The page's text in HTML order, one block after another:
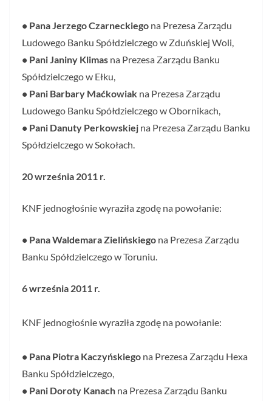
• Pana Jerzego Czarneckiego na Prezesa Zarządu
Ludowego Banku Spółdzielczego w Zduńskiej Woli,
• Pani Janiny Klimas na Prezesa Zarządu Banku
Spółdzielczego w Ełku,
• Pani Barbary Maćkowiak na Prezesa Zarządu
Ludowego Banku Spółdzielczego w Obornikach,
• Pani Danuty Perkowskiej na Prezesa Zarządu Banku
Spółdzielczego w Sokołach.
20 września 2011 r.
KNF jednogłośnie wyraziła zgodę na powołanie:
• Pana Waldemara Zielińskiego na Prezesa Zarządu
Banku Spółdzielczego w Toruniu.
6 września 2011 r.
KNF jednogłośnie wyraziła zgodę na powołanie:
• Pana Piotra Kaczyńskiego na Prezesa Zarządu Hexa
Banku Spółdzielczego,
• Pani Doroty Kanach na Prezesa Zarządu Banku